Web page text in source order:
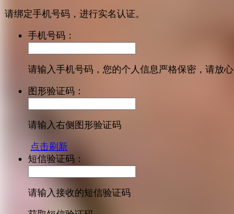
请绑定手机号码，进行实名认证。
手机号码：
请输入手机号码，您的个人信息严格保密，请放心
图形验证码：
请输入右侧图形验证码
点击刷新
短信验证码：
请输入接收的短信验证码